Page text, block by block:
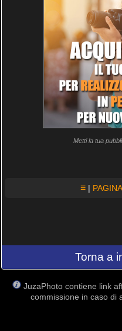
Metti la tua
≡ |
Torna a
JuzaPhoto contiene link
commissione in caso di